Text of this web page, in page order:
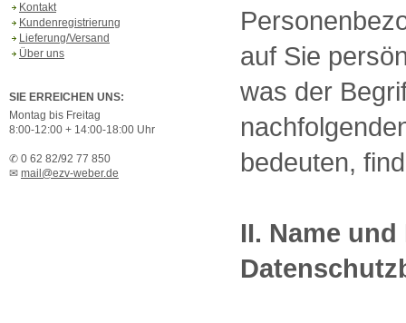
Kontakt
Kundenregistrierung
Lieferung/Versand
Über uns
SIE ERREICHEN UNS:
Montag bis Freitag
8:00-12:00 + 14:00-18:00 Uhr
✆ 0 62 82/92 77 850
✉ mail@ezv-weber.de
auf Sie
was der
bedeuten,
II. Name